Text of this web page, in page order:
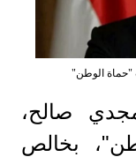
"حماة الوطن"
صالح،
بخالص